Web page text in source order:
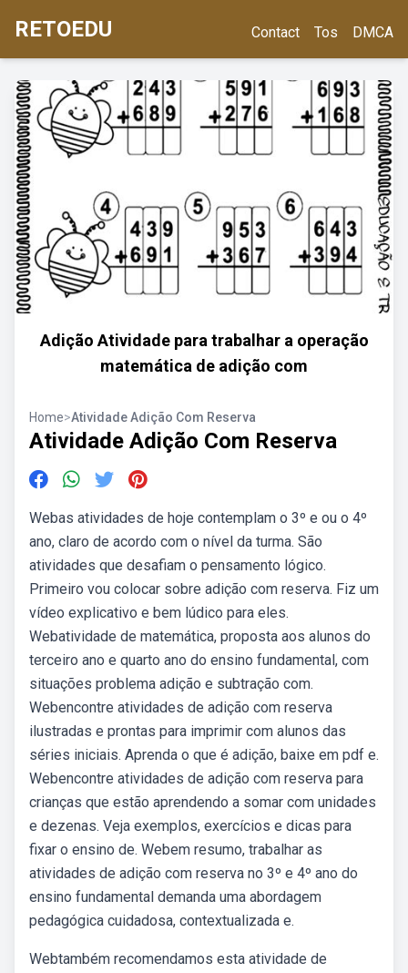
RETOEDU Contact Tos DMCA
Adição Atividade para trabalhar a operação
matemática de adição com
Home>Atividade Adição Com Reserva
Atividade Adição Com Reserva
Webas atividades de hoje contemplam o 3º e ou o 4º
ano, claro de acordo com o nível da turma. São
atividades que desafiam o pensamento lógico.
Primeiro vou colocar sobre adição com reserva. Fiz um
vídeo explicativo e bem lúdico para eles.
Webatividade de matemática, proposta aos alunos do
terceiro ano e quarto ano do ensino fundamental, com
situações problema adição e subtração com.
Webencontre atividades de adição com reserva
ilustradas e prontas para imprimir com alunos das
séries iniciais. Aprenda o que é adição, baixe em pdf e.
Webencontre atividades de adição com reserva para
crianças que estão aprendendo a somar com unidades
e dezenas. Veja exemplos, exercícios e dicas para
fixar o ensino de. Webem resumo, trabalhar as
atividades de adição com reserva no 3º e 4º ano do
ensino fundamental demanda uma abordagem
pedagógica cuidadosa, contextualizada e.
Webtambém recomendamos esta atividade de